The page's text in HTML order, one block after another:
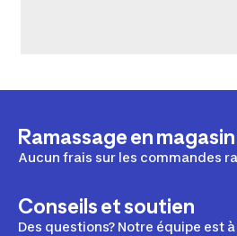
Ramassage en
Aucun frais sur les commandes
Conseils et soutien
Des questions? Notre équipe est